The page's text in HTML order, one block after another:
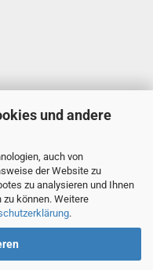
und andere
auch von
der Website zu
zu analysieren und Ihnen
können. Weitere
.